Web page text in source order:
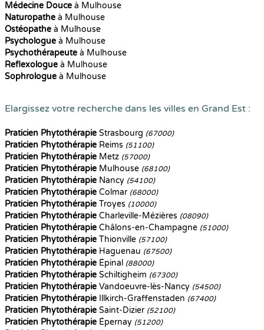
Médecine Douce à Mulhouse
Naturopathe à Mulhouse
Ostéopathe à Mulhouse
Psychologue à Mulhouse
Psychothérapeute à Mulhouse
Reflexologue à Mulhouse
Sophrologue à Mulhouse
Elargissez votre recherche dans les villes en Grand Est :
Praticien Phytothérapie Strasbourg (67000)
Praticien Phytothérapie Reims (51100)
Praticien Phytothérapie Metz (57000)
Praticien Phytothérapie Mulhouse (68100)
Praticien Phytothérapie Nancy (54100)
Praticien Phytothérapie Colmar (68000)
Praticien Phytothérapie Troyes (10000)
Praticien Phytothérapie Charleville-Mézières (08090)
Praticien Phytothérapie Châlons-en-Champagne (51000)
Praticien Phytothérapie Thionville (57100)
Praticien Phytothérapie Haguenau (67500)
Praticien Phytothérapie Épinal (88000)
Praticien Phytothérapie Schiltigheim (67300)
Praticien Phytothérapie Vandoeuvre-lès-Nancy (54500)
Praticien Phytothérapie Illkirch-Graffenstaden (67400)
Praticien Phytothérapie Saint-Dizier (52100)
Praticien Phytothérapie Épernay (51200)